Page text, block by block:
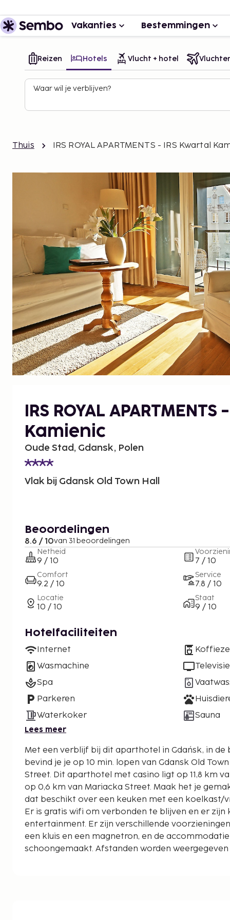
Vakanties Bestemmingen
Reizen Hotels Vlucht + hotel
Waar wil je verblijven?
Thuis IRS ROYAL APARTMENTS - IRS Kwartal
IRS ROYAL
Kamienic
Oude Stad, Gdansk, Polen
Vlak bij Gdansk Old Town Hall
Beoordelingen
8.6 / 10van 31 beoordelingen
Netheid
9 / 10
Comfort
9.2 / 10
Locatie
10 / 10
7 / 10
Service
7.8 / 10
Staat
9 / 10
Hotelfaciliteiten
Internet
Wasmachine
Spa
Parkeren
Waterkoker
Televisie
Sauna
Lees meer
Met een verblijf bij dit aparthotel in Gdańsk, in de
bevind je je op 10 min. lopen van Gdansk Old
Street. Dit aparthotel met casino ligt op 11,8 km van Strand van Sopot en
op 0,6 km van Mariacka Street. Maak het je
dat beschikt over een keuken met een koelkast/
Er is gratis wifi om verbonden te blijven en er zijn
entertainment. Er zijn verschillende
een kluis en een magnetron, en de
schoongemaakt. Afstanden worden